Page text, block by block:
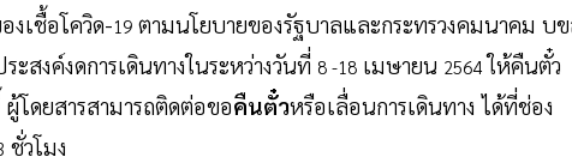
งเชื้อโควิด-19 ตามนโยบายของรัฐบาลและกระทรวงคมนาคม บ
สงค์งดการเดินทางในระหว่างวันที่ 8 -18 เมษายน 2564ให้คืนตั๋ว
โดยสารสามารถติดต่อขอคืนตั๋วหรือเลื่อนการเดินทาง ได้ที่ช่อง
ชั่วโมง